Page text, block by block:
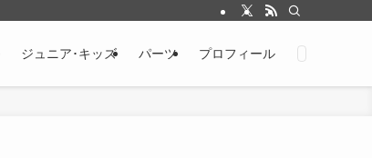
ジュニア･キッズ パーツ プロフィール